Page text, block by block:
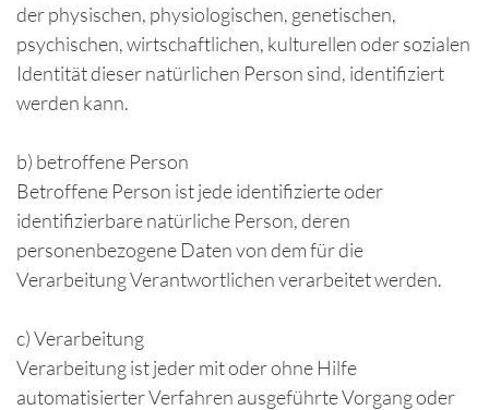
der physischen, physiologischen, genetischen,
psychischen, wirtschaftlichen, kulturellen oder sozialen
Identität dieser natürlichen Person sind, identifiziert
werden kann.
b) betroffene Person
Betroffene Person ist jede identifizierte oder
identifizierbare natürliche Person, deren
personenbezogene Daten von dem für die
Verarbeitung Verantwortlichen verarbeitet werden.
c) Verarbeitung
Verarbeitung ist jeder mit oder ohne Hilfe
automatisierter Verfahren ausgeführte Vorgang oder